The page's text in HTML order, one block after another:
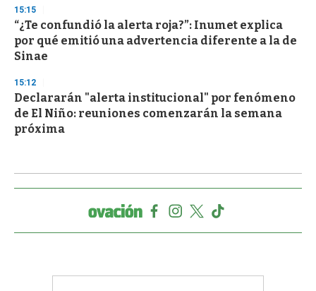
15:15
“¿Te confundió la alerta roja?”: Inumet explica
por qué emitió una advertencia diferente a la de
Sinae
15:12
Declararán "alerta institucional" por fenómeno
de El Niño: reuniones comenzarán la semana
próxima